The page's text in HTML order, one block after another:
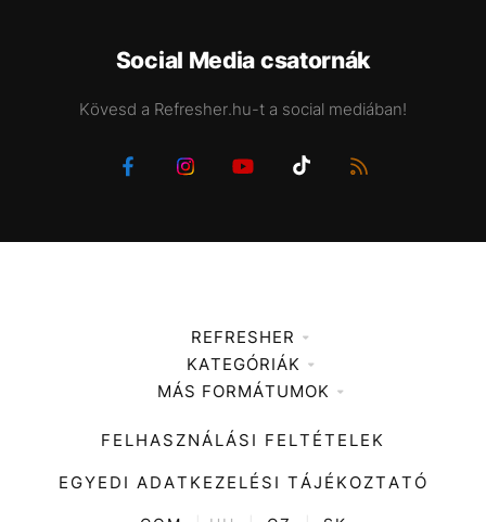
Social Media csatornák
Kövesd a Refresher.hu-t a social mediában!
REFRESHER
Médiaajánlat
KATEGÓRIÁK
Zene
Divat
Kultúra
MÁS FORMÁTUMOK
FELHASZNÁLÁSI FELTÉTELEK
EGYEDI ADATKEZELÉSI TÁJÉKOZTATÓ